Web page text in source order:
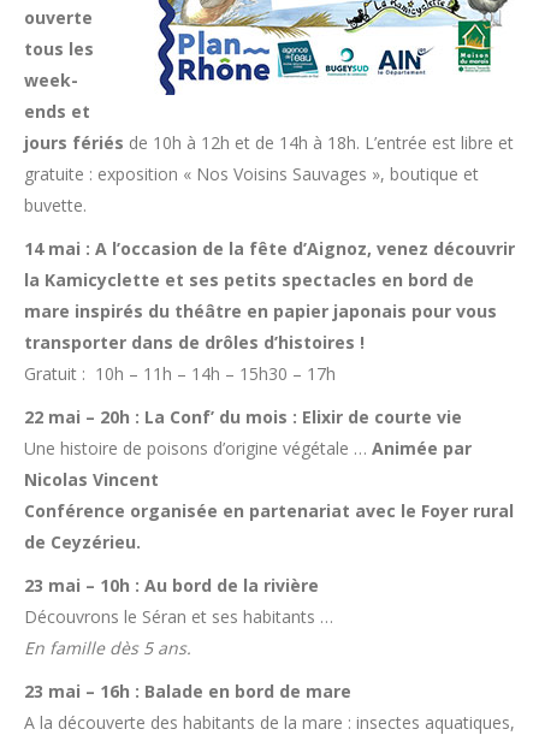
ouverte
tous les
week-
ends et
jours fériés de 10h à 12h et de 14h à 18h. L’entrée est libre et
gratuite : exposition « Nos Voisins Sauvages », boutique et
buvette.
14 mai : A l’occasion de la fête d’Aignoz, venez découvrir
la Kamicyclette et ses petits spectacles en bord de
mare inspirés du théâtre en papier japonais pour vous
transporter dans de drôles d’histoires !
Gratuit : 10h – 11h – 14h – 15h30 – 17h
22 mai – 20h : La Conf’ du mois : Elixir de courte vie
Une histoire de poisons d’origine végétale … Animée par
Nicolas Vincent
Conférence organisée en partenariat avec le Foyer rural
de Ceyzérieu.
23 mai – 10h : Au bord de la rivière
Découvrons le Séran et ses habitants …
En famille dès 5 ans.
23 mai – 16h : Balade en bord de mare
A la découverte des habitants de la mare : insectes aquatiques,